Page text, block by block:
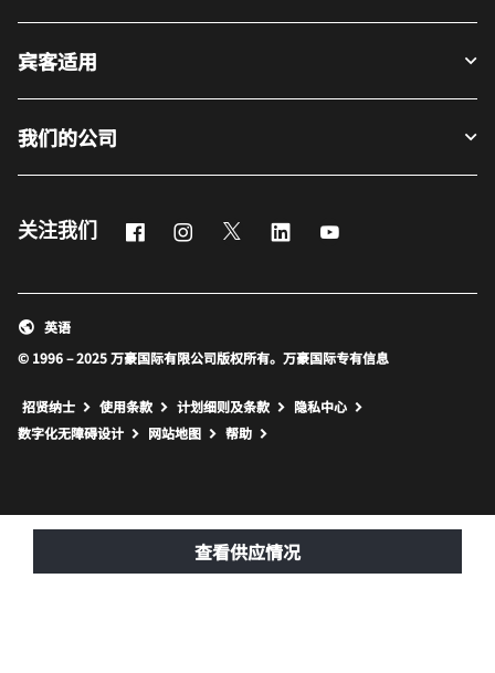
查看供应情况
宾客适用
我们的公司
关注我们 FacebookInstagram
Twitter LinkedIn
© 1996 – 2025 万豪国际有限公司版权所有。万豪国际专有信息
英语
招贤纳士 使用条款 计划细则及条款
隐私中心
数字化无障碍设计
网站地图 打开新窗口
帮助